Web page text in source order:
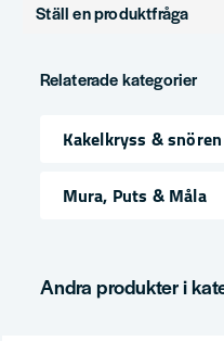
Ställ en produktfråga
Fråga oss något om
Namn
Relaterade kategorier
Kakelkryss & snören
Mura, Puts & Måla
Andra produkter i